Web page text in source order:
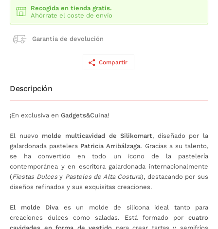
Recogida en tienda gratis.
Ahórrate el coste de envío
Garantía de devolución
Compartir
Descripción
¡En exclusiva en Gadgets&Cuina!
El nuevo molde multicavidad de Silikomart, diseñado por la
galardonada pastelera Patricia Arribálzaga. Gracias a su talento,
se ha convertido en todo un icono de la pastelería
contemporánea y en escritora galardonada internacionalmente
(Fiestas Dulcesy Pasteles de Alta Costura), destacando por sus
diseños refinados y sus exquisitas creaciones.
El molde Diva es un molde de silicona ideal tanto para
creaciones dulces como saladas. Está formado por cuatro